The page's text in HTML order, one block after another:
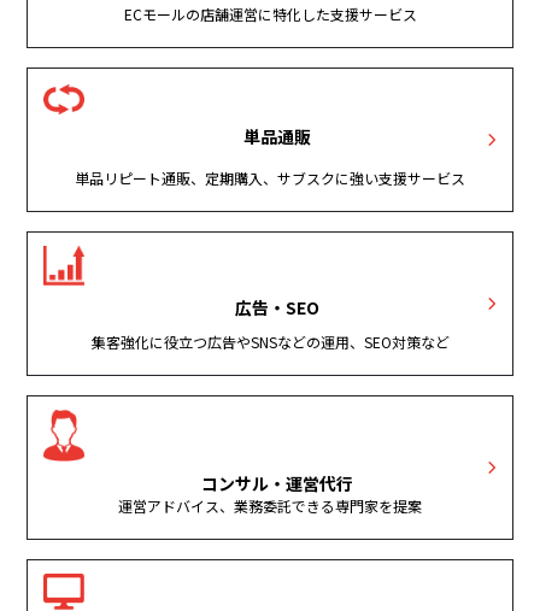
ECモールの店舗運営に特化した支援サービス
単品通販
単品リピート通販、定期購入、サブスクに強い支援サービス
広告・SEO
集客強化に役立つ広告やSNSなどの運用、SEO対策など
コンサル・運営代行
運営アドバイス、業務委託できる専門家を提案